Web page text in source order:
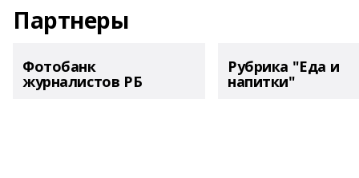
Партнеры
Фотобанк
журналистов РБ
Рубрика "Еда и
напитки"